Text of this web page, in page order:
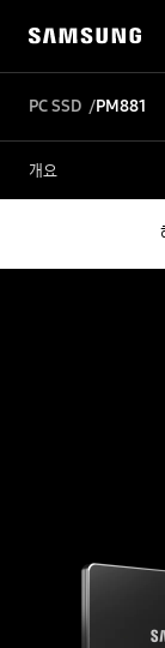
PC SSD PM881
개요